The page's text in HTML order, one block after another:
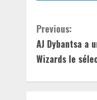
C
o
Previous:
AJ Dybantsa a
Wizards le